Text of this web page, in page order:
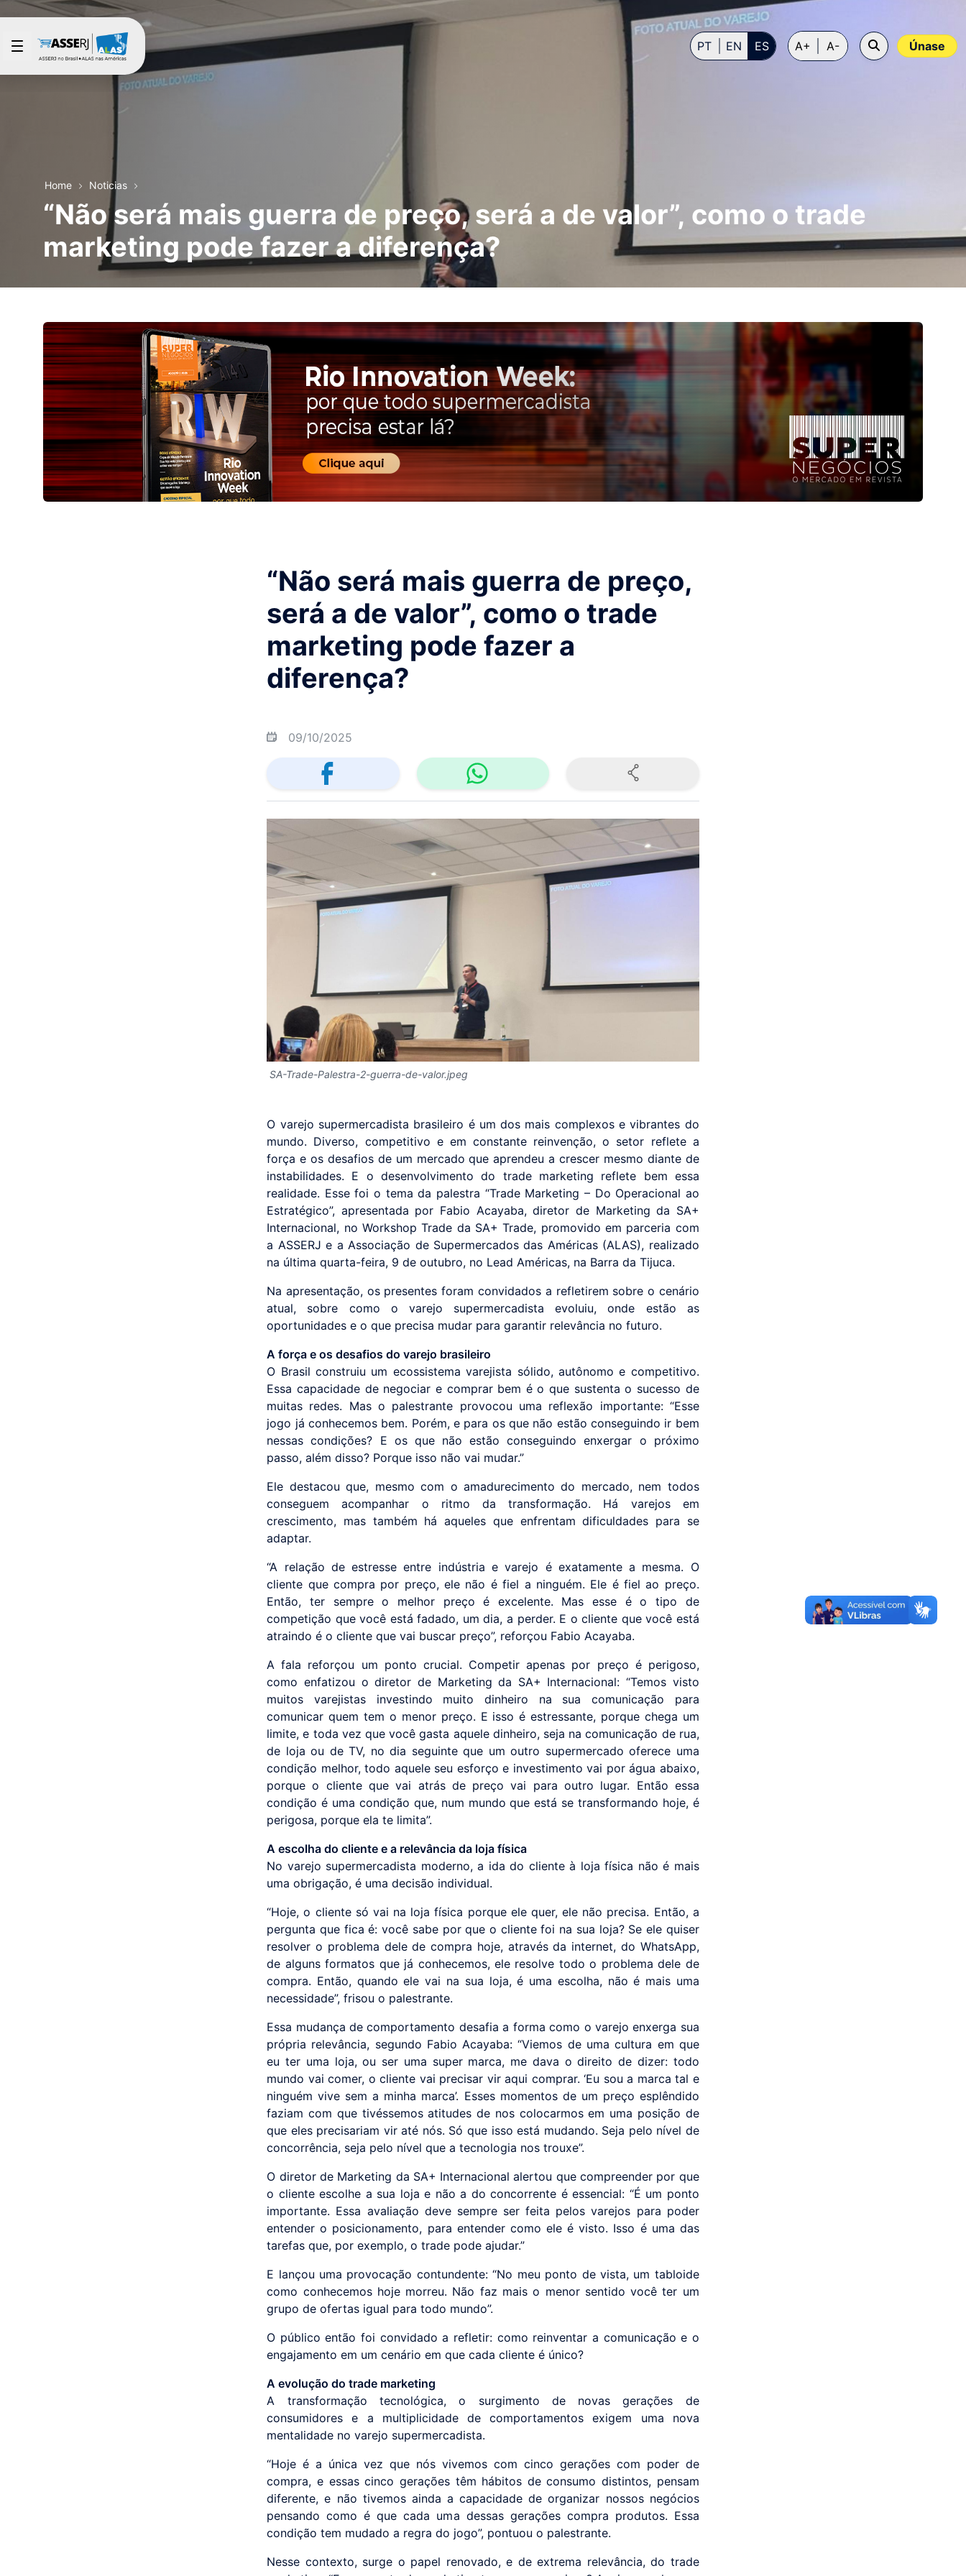
Saltar al contenido principal
Únase
PT EN ES A+ A-
Home Noticias
“Não será mais guerra de preço, será a de valor”, como o trade
marketing pode fazer a diferença?
“Não será mais guerra de preço,
será a de valor”, como o trade
marketing pode fazer a
diferença?
09/10/2025
SA-Trade-Palestra-2-guerra-de-valor.jpeg
O varejo supermercadista brasileiro é um dos mais complexos e vibrantes do
mundo. Diverso, competitivo e em constante reinvenção, o setor reflete a
força e os desafios de um mercado que aprendeu a crescer mesmo diante de
instabilidades. E o desenvolvimento do trade marketing reflete bem essa
realidade. Esse foi o tema da palestra “Trade Marketing – Do Operacional ao
Estratégico”, apresentada por Fabio Acayaba, diretor de Marketing da SA+
Internacional, no Workshop Trade da SA+ Trade, promovido em parceria com
a ASSERJ e a Associação de Supermercados das Américas (ALAS), realizado
na última quarta-feira, 9 de outubro, no Lead Américas, na Barra da Tijuca.
Na apresentação, os presentes foram convidados a refletirem sobre o cenário
atual, sobre como o varejo supermercadista evoluiu, onde estão as
oportunidades e o que precisa mudar para garantir relevância no futuro.
A força e os desafios do varejo brasileiro
O Brasil construiu um ecossistema varejista sólido, autônomo e competitivo.
Essa capacidade de negociar e comprar bem é o que sustenta o sucesso de
muitas redes. Mas o palestrante provocou uma reflexão importante: “Esse
jogo já conhecemos bem. Porém, e para os que não estão conseguindo ir bem
nessas condições? E os que não estão conseguindo enxergar o próximo
passo, além disso? Porque isso não vai mudar.”
Ele destacou que, mesmo com o amadurecimento do mercado, nem todos
conseguem acompanhar o ritmo da transformação. Há varejos em
crescimento, mas também há aqueles que enfrentam dificuldades para se
adaptar.
“A relação de estresse entre indústria e varejo é exatamente a mesma. O
cliente que compra por preço, ele não é fiel a ninguém. Ele é fiel ao preço.
Então, ter sempre o melhor preço é excelente. Mas esse é o tipo de
competição que você está fadado, um dia, a perder. E o cliente que você está
atraindo é o cliente que vai buscar preço”, reforçou Fabio Acayaba.
A fala reforçou um ponto crucial. Competir apenas por preço é perigoso,
como enfatizou o diretor de Marketing da SA+ Internacional: “Temos visto
muitos varejistas investindo muito dinheiro na sua comunicação para
comunicar quem tem o menor preço. E isso é estressante, porque chega um
limite, e toda vez que você gasta aquele dinheiro, seja na comunicação de rua,
de loja ou de TV, no dia seguinte que um outro supermercado oferece uma
condição melhor, todo aquele seu esforço e investimento vai por água abaixo,
porque o cliente que vai atrás de preço vai para outro lugar. Então essa
condição é uma condição que, num mundo que está se transformando hoje, é
perigosa, porque ela te limita”.
A escolha do cliente e a relevância da loja física
No varejo supermercadista moderno, a ida do cliente à loja física não é mais
uma obrigação, é uma decisão individual.
“Hoje, o cliente só vai na loja física porque ele quer, ele não precisa. Então, a
pergunta que fica é: você sabe por que o cliente foi na sua loja? Se ele quiser
resolver o problema dele de compra hoje, através da internet, do WhatsApp,
de alguns formatos que já conhecemos, ele resolve todo o problema dele de
compra. Então, quando ele vai na sua loja, é uma escolha, não é mais uma
necessidade”, frisou o palestrante.
Essa mudança de comportamento desafia a forma como o varejo enxerga sua
própria relevância, segundo Fabio Acayaba: “Viemos de uma cultura em que
eu ter uma loja, ou ser uma super marca, me dava o direito de dizer: todo
mundo vai comer, o cliente vai precisar vir aqui comprar. ‘Eu sou a marca tal e
ninguém vive sem a minha marca’. Esses momentos de um preço esplêndido
faziam com que tivéssemos atitudes de nos colocarmos em uma posição de
que eles precisariam vir até nós. Só que isso está mudando. Seja pelo nível de
concorrência, seja pelo nível que a tecnologia nos trouxe”.
O diretor de Marketing da SA+ Internacional alertou que compreender por que
o cliente escolhe a sua loja e não a do concorrente é essencial: “É um ponto
importante. Essa avaliação deve sempre ser feita pelos varejos para poder
entender o posicionamento, para entender como ele é visto. Isso é uma das
tarefas que, por exemplo, o trade pode ajudar.”
E lançou uma provocação contundente: “No meu ponto de vista, um tabloide
como conhecemos hoje morreu. Não faz mais o menor sentido você ter um
grupo de ofertas igual para todo mundo”.
O público então foi convidado a refletir: como reinventar a comunicação e o
engajamento em um cenário em que cada cliente é único?
A evolução do trade marketing
A transformação tecnológica, o surgimento de novas gerações de
consumidores e a multiplicidade de comportamentos exigem uma nova
mentalidade no varejo supermercadista.
“Hoje é a única vez que nós vivemos com cinco gerações com poder de
compra, e essas cinco gerações têm hábitos de consumo distintos, pensam
diferente, e não tivemos ainda a capacidade de organizar nossos negócios
pensando como é que cada uma dessas gerações compra produtos. Essa
condição tem mudado a regra do jogo”, pontuou o palestrante.
Nesse contexto, surge o papel renovado, e de extrema relevância, do trade